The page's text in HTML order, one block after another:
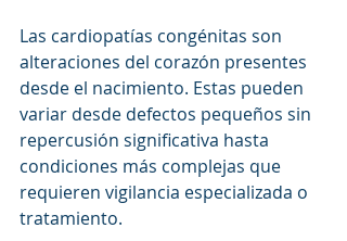
Las cardiopatías congénitas son
alteraciones del corazón presentes
desde el nacimiento. Estas pueden
variar desde defectos pequeños sin
repercusión significativa hasta
condiciones más complejas que
requieren vigilancia especializada o
tratamiento.